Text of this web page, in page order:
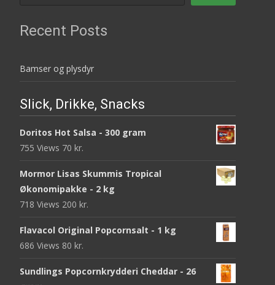
Recent Posts
Bamser og plysdyr
Slick, Drikke, Snacks
Doritos Hot Salsa - 300 gram
755 Views 70 kr.
Mormor Lisas Skummis Tropical
Økonomipakke - 2 kg
718 Views 200 kr.
Flavacol Original Popcornsalt - 1 kg
686 Views 80 kr.
Sundlings Popcornkrydderi Cheddar - 26